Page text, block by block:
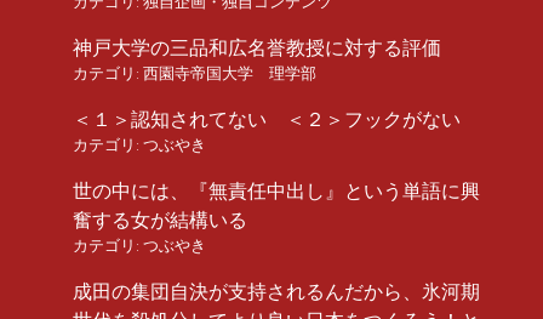
神戸大学の三品和広名誉教授に対する評価
カテゴリ: 西園寺帝国大学 理学部
＜１＞認知されてない ＜２＞フックがない
カテゴリ: つぶやき
世の中には、『無責任中出し』という単語に興
奮する女が結構いる
カテゴリ: つぶやき
成田の集団自決が支持されるんだから、氷河期